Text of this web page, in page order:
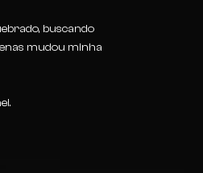
buscando
mudou minha